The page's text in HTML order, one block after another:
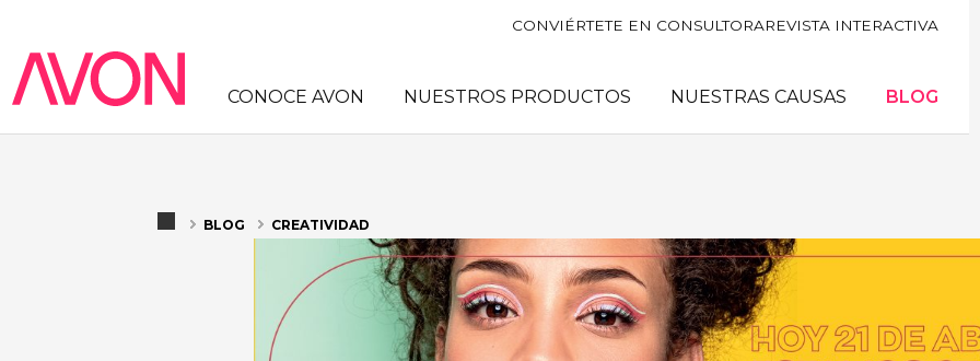
CONVIÉRTETE EN CONSULTORAREVISTA INTERACTIVA
CONOCE AVON NUESTROS PRODUCTOS NUESTRAS CAUSAS BLOG
BLOG CREATIVIDAD